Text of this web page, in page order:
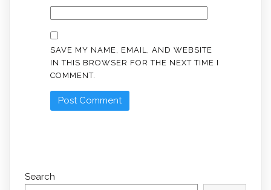
SAVE MY NAME, EMAIL, AND WEBSITE
IN THIS BROWSER FOR THE NEXT TIME I
COMMENT.
Search